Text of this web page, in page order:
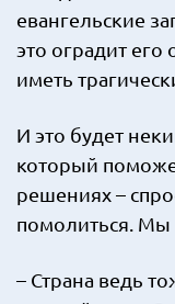
евангельские
это оградит
иметь
И это будет
который
решениях –
помолиться. Мы
– Страна ведь